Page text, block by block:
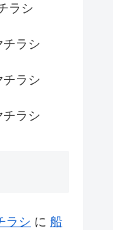
ラシ
チラシ
チラシ
チラシ
ラシ に 船